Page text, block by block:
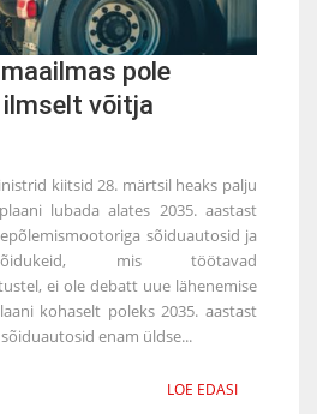
pole
võitja
kiitsid 28. märtsil heaks palju
lubada alates 2035. aastast
sõiduautosid ja
mis töötavad
ei ole debatt uue lähenemise
kohaselt poleks 2035. aastast
enam üldse...
LOE EDASI